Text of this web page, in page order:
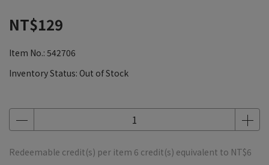
NT$129
Item No.: 542706
Inventory Status: Out of Stock
Redeemable credit(s) per item 6 credit(s) equivalent to NT$6